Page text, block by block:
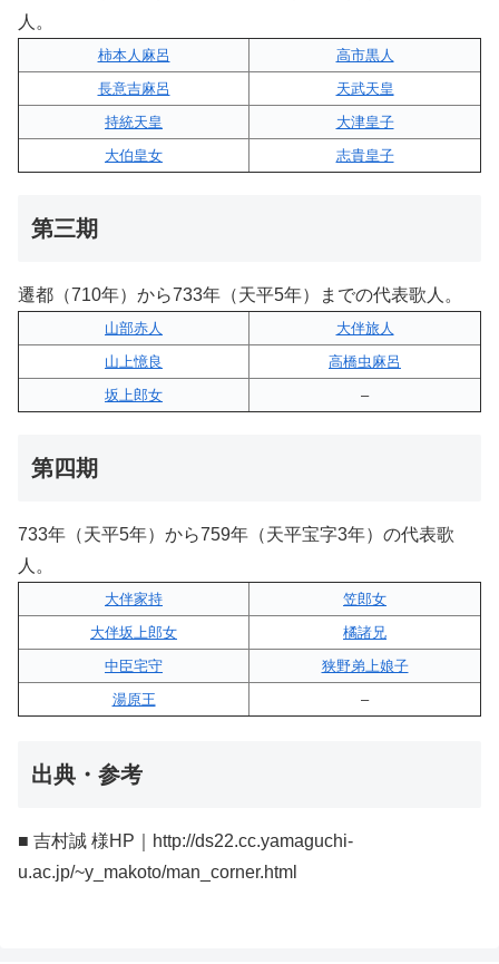
人。
柿本人麻呂
高市黒人
長意吉麻呂
天武天皇
持統天皇
大津皇子
大伯皇女
志貴皇子
第三期
遷都（710年）から733年（天平5年）までの代表歌人。
山部赤人
大伴旅人
山上憶良
高橋虫麻呂
坂上郎女
–
第四期
733年（天平5年）から759年（天平宝字3年）の代表歌
人。
大伴家持
笠郎女
大伴坂上郎女
橘諸兄
中臣宅守
狭野弟上娘子
湯原王
–
出典・参考
■ 吉村誠 様HP｜http://ds22.cc.yamaguchi-
u.ac.jp/~y_makoto/man_corner.html